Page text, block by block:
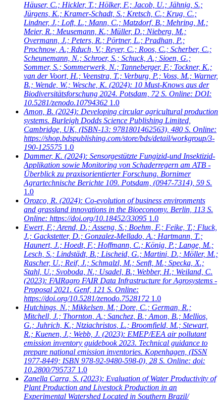
Häuser, C.; Hickler, T.; Hölker, F.; Jacob, U.; Jähnig, S.;
Jürgens, K.; Kramer-Schadt, S.; Kretsch, C.; Krug, C.;
Lindner, J.; Loft, L.; Mann, C.; Matzdorf, B.; Mehring, M.;
Meier, R.; Meusemann, K.; Müller, D.; Nieberg, M.;
Overmann, J.; Peters, R.; Pörtner, L.; Pradhan, P.;
Prochnow, A.; Rduch, V.; Reyer, C.; Roos, C.; Scherber, C.;
Scheunemann, N.; Schroer, S.; Schuck, A.; Sioen, G.;
Sommer, S.; Sommerwerk, N.; Tanneberger, F.; Tockner, K.;
van der Voort, H.; Veenstra, T.; Verburg, P.; Voss, M.; Warner,
B.; Wende, W.; Wesche, K. (2024): 10 Must-Knows aus der
Biodiversitätsforschung 2024. Potsdam, 72 S. Online: DOI:
10.5281/zenodo.10794362 1.0
Amon, B. (2024): Developing circular agricultural production
systems. Burleigh Dodds Science Publishing Limited,
Cambridge, UK, (ISBN-13: 9781801462563), 480 S. Online:
https://shop.bdspublishing.com/store/bds/detail/workgroup/3-
190-125575 1.0
Dammer, K. (2024): Sensorgestützte Fungizid-und Insektizid-
Applikation sowie Monitoring von Schaderregern am ATB -
Überblick zu praxisorientierter Forschung. Bornimer
Agrartechnische Berichte 109. Potsdam, (0947-7314), 59 S.
1.0
Orozco, R. (2024): Co-evolution of business environments
and grassland innovations in the Bioeconomy. Berlin, 113 S.
Online: https://doi.org/10.18452/33095 1.0
Ewert, F.; Arend, D.; Asseng, S.; Boehm, F.; Feike, T.; Fluck,
J.; Gackstetter, D.; Gonzalez-Mellado, A.; Hartmann, T.;
Haunert, J.; Hoedt, F.; Hoffmann, C.; König, P.; Lange, M.;
Lesch, S.; Lindstädt, B.; Lischeid, G.; Martini, D.; Möller, M.;
Rascher, U.; Reif, J.; Schmalzl, M.; Senft, M.; Specka, X.;
Stahl, U.; Svoboda, N.; Usadel, B.; Webber, H.; Weiland, C.
(2023): FAIRagro FAIR Data Infrastructure for Agrosystems -
Proposal 2021. Genf, 121 S. Online:
https://doi.org/10.5281/zenodo.7528172 1.0
Hutchings, N.; Mikkelsen, M.; Dore, C.; German, R.;
Mitchell, J.; Thornton, A.; Sanchez, B.; Amon, B.; Mellios,
G.; Juhrich, K.; Ntziachristos, L.; Broomfield, M.; Stewart,
R.; Kuenen, J.; Webb, J. (2023): EMEP/EEA air pollutant
emission inventory guidebook 2023. Technical guidance to
prepare national emission inventories. Kopenhagen, (ISSN
1977-8449; ISBN 978-92-9480-598-0), 28 S. Online: doi:
10.2800/795737 1.0
Zanella Carra, S. (2023): Evaluation of Water Productivity of
Plant Production and Livestock Production in an
Experimental Watershed Located in Southern Brazil/